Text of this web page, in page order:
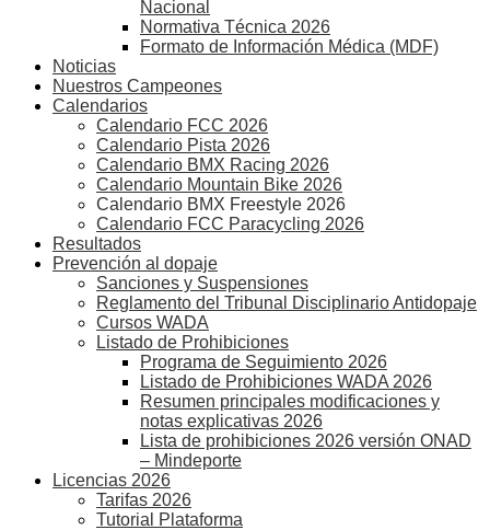
Nacional
Normativa Técnica 2026
Formato de Información Médica (MDF)
Noticias
Nuestros Campeones
Calendarios
Calendario FCC 2026
Calendario Pista 2026
Calendario BMX Racing 2026
Calendario Mountain Bike 2026
Calendario BMX Freestyle 2026
Calendario FCC Paracycling 2026
Resultados
Prevención al dopaje
Sanciones y Suspensiones
Reglamento del Tribunal Disciplinario Antidopaje
Cursos WADA
Listado de Prohibiciones
Programa de Seguimiento 2026
Listado de Prohibiciones WADA 2026
Resumen principales modificaciones y
notas explicativas 2026
Lista de prohibiciones 2026 versión ONAD
– Mindeporte
Licencias 2026
Tarifas 2026
Tutorial Plataforma